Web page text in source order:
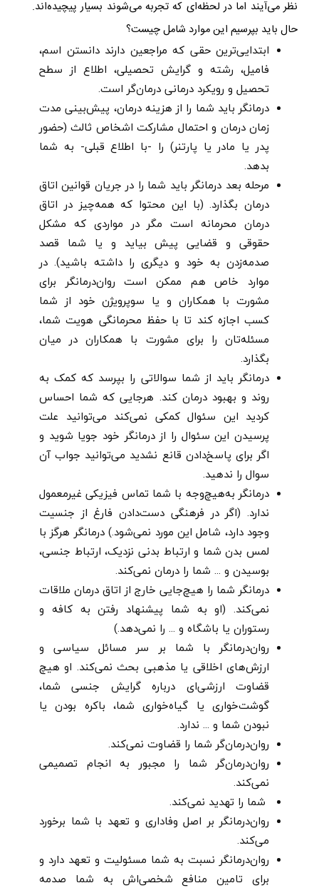
نظر می‌آیند اما در لحظه‌ای که تجربه‌ می‌شوند بسیار پیچیده‌اند.
حال باید بپرسیم این موارد شامل چیست؟
ابتدایی‌ترین حقی که مراجعین دارند دانستن اسم،
فامیل، رشته و گرایش تحصیلی، اطلاع از سطح
تحصیل و رویکرد درمانی درمان‌گر است.
درمانگر باید شما را از هزینه درمان، پیش‌بینی مدت
زمان درمان و احتمال مشارکت اشخاص ثالث (حضور
پدر یا مادر یا پارتنر) را -با اطلاع قبلی- به شما
بدهد.
مرحله بعد درمانگر باید شما را در جریان قوانین اتاق
درمان بگذارد. (با این محتوا که همه‌چیز در اتاق
درمان محرمانه است مگر در مواردی که مشکل
حقوقی و قضایی پیش بیاید و یا شما قصد
صدمه‌زدن به خود و دیگری‌ را داشته باشید). در
موارد خاص هم ممکن است روان‌درمانگر برای
مشورت با همکاران و یا سوپرویژن خود از شما
کسب اجازه کند تا با حفظ محرمانگی هویت شما،
مسئله‌تان را برای مشورت با همکاران در میان
بگذارد.
درمانگر باید از شما سوالاتی را بپرسد که کمک به
روند و بهبود درمان کند. هرجایی که شما احساس
کردید این سئوال کمکی نمی‌کند می‌توانید علت
پرسیدن این سئوال را از درمانگر خود جویا شوید و
اگر برای پاسخ‌دادن قانع نشدید می‌توانید جواب آن
سوال را ندهید.
درمانگر به‌هیچ‌وجه با شما تماس فیزیکی غیرمعمول
ندارد. (اگر در فرهنگی دست‌دادن فارغ از جنسیت
وجود دارد، شامل این مورد نمی‌شود.) درمانگر هرگز با
لمس بدن شما و ارتباط بدنی نزدیک، ارتباط جنسی،
بوسیدن و ... شما را درمان نمی‌کند.
درمانگر شما را هیچ‌جایی خارج از اتاق درمان ملاقات
نمی‌کند. (او به شما پیشنهاد رفتن به کافه و
رستوران یا باشگاه و ... را نمی‌دهد.)
روان‌درمانگر با شما بر سر مسائل سیاسی و
ارزش‌های اخلاقی یا مذهبی بحث نمی‌کند. او هیچ
قضاوت ارزشی‌ای درباره گرایش جنسی شما،
گوشت‌خواری یا گیاه‌خواری شما، باکره بودن یا
نبودن شما و ... ندارد.
روان‌درمان‌گر شما را قضاوت نمی‌کند.
روان‌درمان‌گر شما را مجبور به انجام تصمیمی
نمی‌کند.
شما را تهدید نمی‌کند.
روان‌درمانگر بر اصل وفاداری و تعهد با شما برخورد
می‌کند.
روان‌درمانگر نسبت به شما مسئولیت و تعهد دارد و
برای تامین منافع شخصی‌اش به شما صدمه